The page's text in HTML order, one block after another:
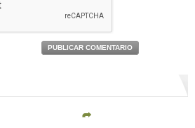
PUBLICAR COMENTARIO